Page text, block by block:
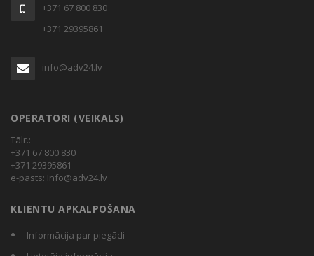
+371 67 800 830
+371 29395861
info@adv24.lv
OPERATORI (VEIKALS)
Tālr.:
+371 67 800 830
+371 29395861
e-pasts: Info@adv24.lv
KLIENTU APKALPOŠANA
Informācija par piegādi